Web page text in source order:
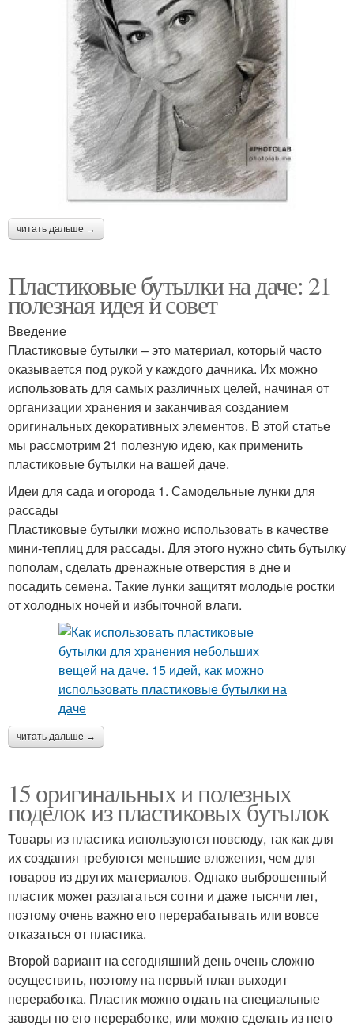
читать дальше →
Пластиковые бутылки на даче: 21
полезная идея и совет
Введение
Пластиковые бутылки – это материал, который часто
оказывается под рукой у каждого дачника. Их можно
использовать для самых различных целей, начиная от
организации хранения и заканчивая созданием
оригинальных декоративных элементов. В этой статье
мы рассмотрим 21 полезную идею, как применить
пластиковые бутылки на вашей даче.
Идеи для сада и огорода 1. Самодельные лунки для
рассады
Пластиковые бутылки можно использовать в качестве
мини-теплиц для рассады. Для этого нужно ctить бутылку
пополам, сделать дренажные отверстия в дне и
посадить семена. Такие лунки защитят молодые ростки
от холодных ночей и избыточной влаги.
читать дальше →
15 оригинальных и полезных
поделок из пластиковых бутылок
Товары из пластика используются повсюду, так как для
их создания требуются меньшие вложения, чем для
товаров из других материалов. Однако выброшенный
пластик может разлагаться сотни и даже тысячи лет,
поэтому очень важно его перерабатывать или вовсе
отказаться от пластика.
Второй вариант на сегодняшний день очень сложно
осуществить, поэтому на первый план выходит
переработка. Пластик можно отдать на специальные
заводы по его переработке, или можно сделать из него